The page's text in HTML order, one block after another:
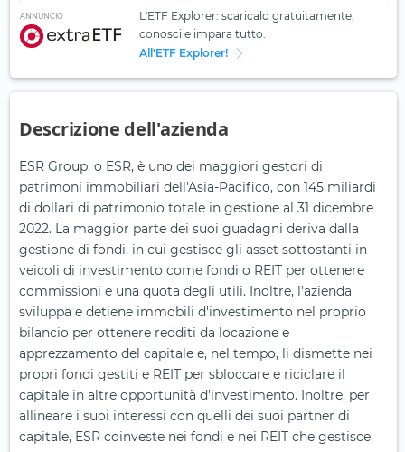
ANNUNCIO
L'ETF Explorer: scaricalo gratuitamente,
conosci e impara tutto.
All'ETF Explorer!
Descrizione dell'azienda
ESR Group, o ESR, è uno dei maggiori gestori di
patrimoni immobiliari dell'Asia-Pacifico, con 145 miliardi
di dollari di patrimonio totale in gestione al 31 dicembre
2022. La maggior parte dei suoi guadagni deriva dalla
gestione di fondi, in cui gestisce gli asset sottostanti in
veicoli di investimento come fondi o REIT per ottenere
commissioni e una quota degli utili. Inoltre, l'azienda
sviluppa e detiene immobili d'investimento nel proprio
bilancio per ottenere redditi da locazione e
apprezzamento del capitale e, nel tempo, li dismette nei
propri fondi gestiti e REIT per sbloccare e riciclare il
capitale in altre opportunità d'investimento. Inoltre, per
allineare i suoi interessi con quelli dei suoi partner di
capitale, ESR coinveste nei fondi e nei REIT che gestisce,